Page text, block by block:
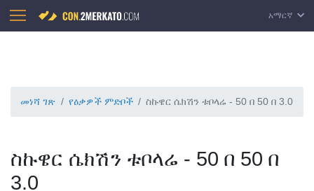
አማርኛ
መነሻ ገጽ የዕቃዎች ምድቦች ስኩዌር ሴክሽን ቱቦላሬ - 50 በ 50 በ 3.0
ስኩዌር ሴክሽን ቱቦላሬ - 50 በ 50 በ
3.0